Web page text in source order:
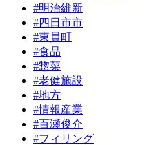
#明治維新
#四日市市
#東員町
#食品
#惣菜
#老健施設
#地方
#情報産業
#百瀬俊介
#フィリング